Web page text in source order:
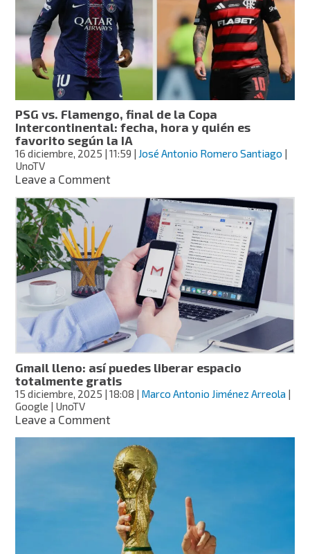
fecha,
sede
y
favorito
para
ganar
según
la
IA
PSG vs. Flamengo, final de la Copa
Intercontinental: fecha, hora y quién es
favorito según la IA
16 diciembre, 2025 | 11:59 | José Antonio Romero Santiago |
UnoTV
Leave a Commenton
Flamengo,
final
la
Copa
Intercontinental:
fecha,
hora
y
quién
es
favorito
según
la
Gmail lleno: así puedes liberar espacio
totalmente gratis
15 diciembre, 2025 | 18:08 | Marco Antonio Jiménez Arreola |
Google | UnoTV
Leave a Commenton
lleno:
así
puedes
liberar
espacio
totalmente
gratis